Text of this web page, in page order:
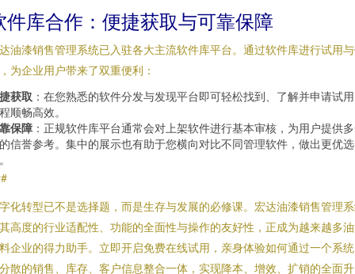
件库合作：便捷获取与可靠保障
油漆销售管理系统已入驻各大主流软件库平台。通过软件库进行试用
为企业用户带来了双重便利：
获取 ：在您熟悉的软件分发与发现平台即可轻松找到、了解并申请试
顺畅高效。
保障 ：正规软件库平台通常会对上架软件进行基本审核，为用户提供
信誉参考。集中的展示也有助于您横向对比不同管理软件，做出更优选
化转型已不是选择题，而是生存与发展的必修课。宏达油漆销售管理
高度的行业适配性、功能的全面性与操作的友好性，正成为越来越多
企业的得力助手。立即开启免费在线试用，亲身体验如何通过一个系
散的销售、库存、客户信息整合一体，实现降本、增效、扩销的全面升